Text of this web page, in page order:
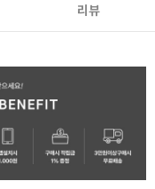
리뷰